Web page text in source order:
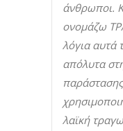
άνθρωποι.
ονομάζω
λόγια αυτά
απόλυτα
λαϊκή